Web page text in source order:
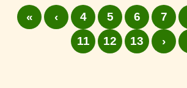
« ‹ 4 5 6 7
11
12 13 ›